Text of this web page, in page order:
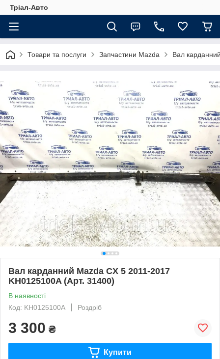
Тріал-Авто
Товари та послуги Запчастини Mazda Вал
Вал карданний Mazda CX 5 2011-2017
KH0125100A (Арт. 31400)
В наявності
Код: KH0125100A
Роздріб
3 300 ₴
Купити